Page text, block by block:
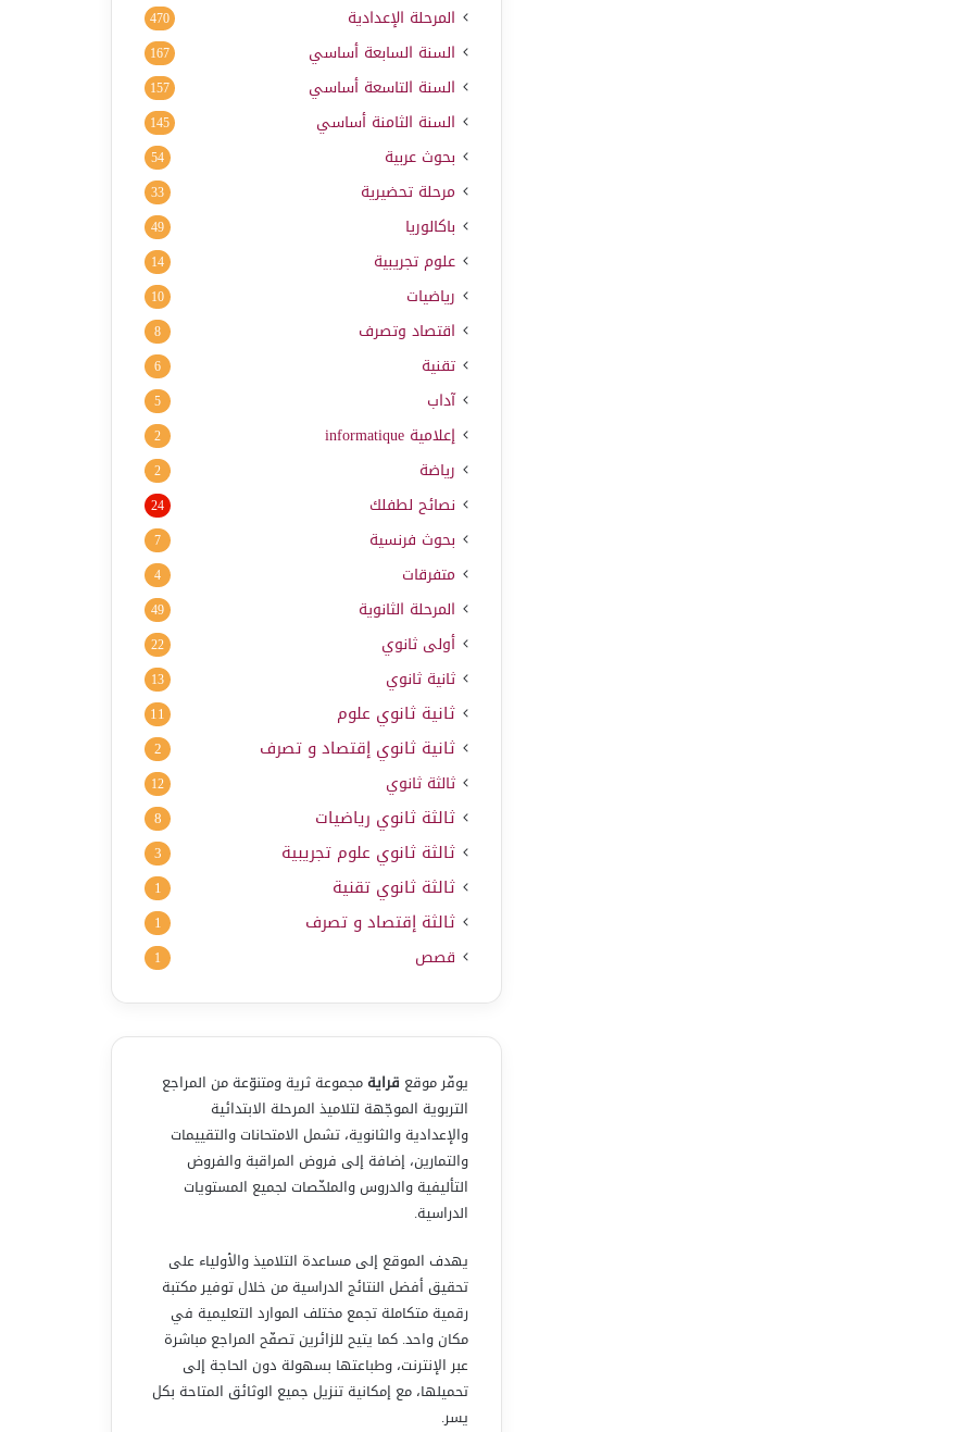
المرحلة الإعدادية 470
السنة السابعة أساسي 167
السنة التاسعة أساسي 157
السنة الثامنة أساسي 145
بحوث عربية 54
مرحلة تحضيرية 33
باكالوريا 49
علوم تجريبية 14
رياضيات 10
اقتصاد وتصرف 8
تقنية 6
آداب 5
إعلامية informatique
2
رياضة 2
نصائح لطفلك 24
بحوث فرنسية 7
متفرقات 4
المرحلة الثانوية 49
أولى ثانوي 22
ثانية ثانوي 13
ثانية ثانوي علوم 11
ثانية ثانوي إقتصاد و تصرف 2
ثالثة ثانوي 12
ثالثة ثانوي رياضيات 8
ثالثة ثانوي علوم تجريبية 3
ثالثة ثانوي تقنية 1
ثالثة إقتصاد و تصرف 1
قصص 1
يوفّر موقع قرايةمجموعة ثرية ومتنوّعة من المراجع
التربوية الموجّهة لتلاميذ المرحلة الابتدائية
والإعدادية والثانوية، تشمل الامتحانات والتقييمات
والتمارين، إضافة إلى فروض المراقبة والفروض
التأليفية والدروس والملخّصات لجميع المستويات
الدراسية.
يهدف الموقع إلى مساعدة التلاميذ والأولياء على
تحقيق أفضل النتائج الدراسية من خلال توفير مكتبة
رقمية متكاملة تجمع مختلف الموارد التعليمية في
مكان واحد. كما يتيح للزائرين تصفّح المراجع مباشرة
عبر الإنترنت، وطباعتها بسهولة دون الحاجة إلى
تحميلها، مع إمكانية تنزيل جميع الوثائق المتاحة بكل
يسر.